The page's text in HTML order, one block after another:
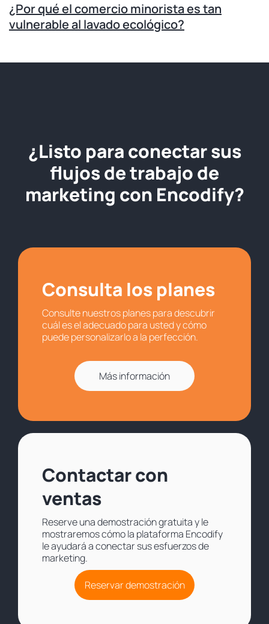
¿Por qué el comercio minorista es tan
vulnerable al lavado ecológico?
¿Listo para conectar sus
flujos de trabajo de
marketing con Encodify?
Consulta los planes
Consulte nuestros planes para descubrir
cuál es el adecuado para usted y cómo
puede personalizarlo a la perfección.
Más información
Contactar con
ventas
Reserve una demostración gratuita y le
mostraremos cómo la plataforma Encodify
le ayudará a conectar sus esfuerzos de
marketing.
Reservar demostración